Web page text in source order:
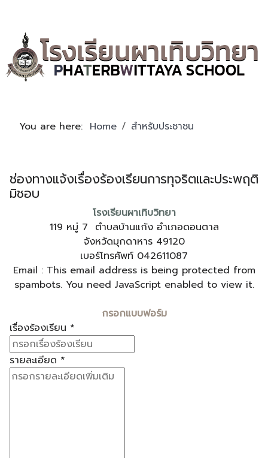
You are here: Home สำหรับประชาชน
ช่องทางแจ้งเรื่องร้องเรียนการทุจริตและประพฤติ
มิชอบ
โรงเรียนผาเทิบวิทยา
119 หมู่ 7 ตำบลบ้านแก้ง อำเภอดอนตาล
จังหวัดมุกดาหาร 49120
เบอร์โทรศัพท์ 042611087
Email : This email address is being protected from
spambots. You need JavaScript enabled to view it.
กรอกแบบฟอร์ม
เรื่องร้องเรียน *
รายละเอียด *